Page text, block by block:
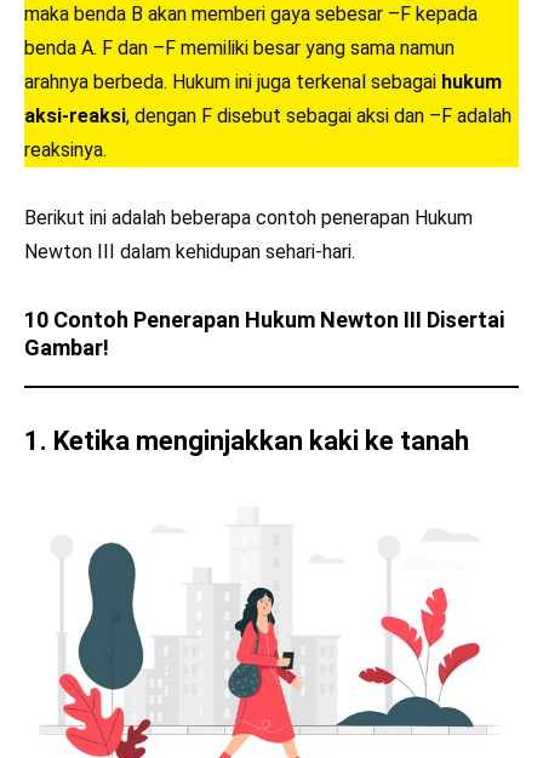
maka benda B akan memberi gaya sebesar –F kepada
benda A. F dan –F memiliki besar yang sama namun
arahnya berbeda. Hukum ini juga terkenal sebagai hukum
aksi-reaksi, dengan F disebut sebagai aksi dan –F adalah
reaksinya.
Berikut ini adalah beberapa contoh penerapan Hukum
Newton III dalam kehidupan sehari-hari.
10 Contoh Penerapan Hukum Newton III Disertai
Gambar!
1 . Ketika menginjakkan kaki ke tanah